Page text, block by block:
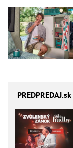
PREDPREDAJ